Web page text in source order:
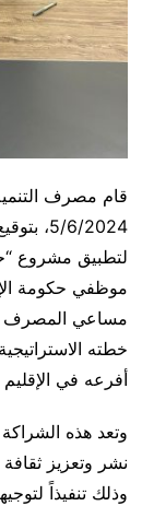
قام مصرف
5/6/
لتطبيق مشروع
موظفي حكومة
مساعي المصرف
خطته
أفرعه في الإقليم والبالغ
وتعد هذه
نشر وتعزيز
وذلك تنفيذاً